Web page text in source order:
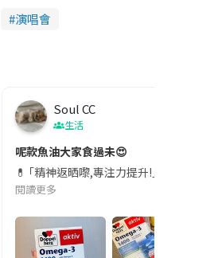
演唱會
日前在機場安檢時，明明攜帶的行
要飲碗冬瓜湯消暑解渴！除了解暑，
Soul CC
生活
呢款魚油大家食過未😍
💊 ｢精神返晒嚟,專注力提升!｣ 長時間
閱讀更多